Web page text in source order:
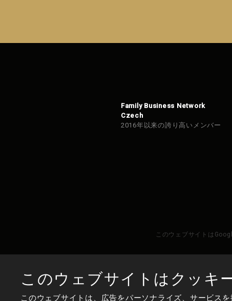
Family Business Network
Czech
2016年以来の誇り高いメンバー
このウェブサイトは
このウェブサイトはクッキ
このウェブサイトは、広告をパーソナライズ、サービス